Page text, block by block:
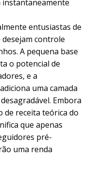
entusiastas de
controle
A pequena base
o potencial de
e a
uma camada
Embora
de receita teórica do
que apenas
pré-
uma renda